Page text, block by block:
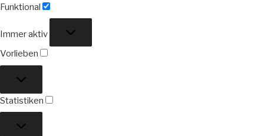
Funktional
Immer aktiv
Vorlieben
Statistiken